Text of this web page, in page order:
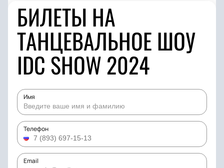
БИЛЕТЫ НА
ТАНЦЕВАЛЬНОЕ ШОУ
IDC SHOW 2024
Имя
Телефон
Email